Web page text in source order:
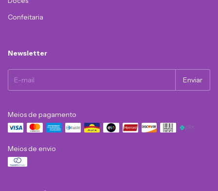
Confeitaria
Newsletter
Meios de pagamento
Meios de envio